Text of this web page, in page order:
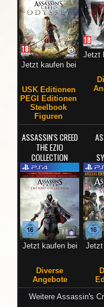
Jetzt kaufen bei
USK Editionen
PEGI Editionen
Steelbook
Figuren
Jetzt
ASSASSIN'S CREED
THE EZIO
COLLECTION
Jetzt kaufen bei
Diverse
Angebote
Jetzt
Weitere Assassin's